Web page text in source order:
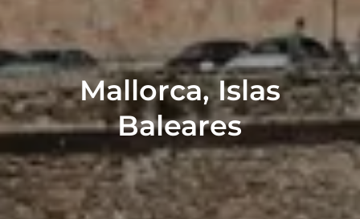
Mallorca, Islas
Baleares